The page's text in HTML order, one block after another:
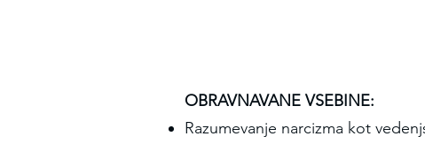
OBRAVNAVANE VSEBINE:
Razumevanje narcizma kot